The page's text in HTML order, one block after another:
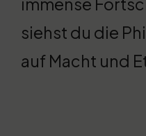
siehst du die
auf Macht und